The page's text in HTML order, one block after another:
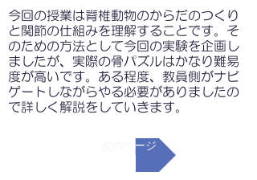
今回の授業は脊椎動物のからだのつくり
と関節の仕組みを理解することです。そ
のための方法として今回の実験を企画し
ましたが、実際の骨パズルはかなり難易
度が高いです。ある程度、教員側がナビ
ゲートしながらやる必要がありましたの
で詳しく解説をしていきます。
次のページ